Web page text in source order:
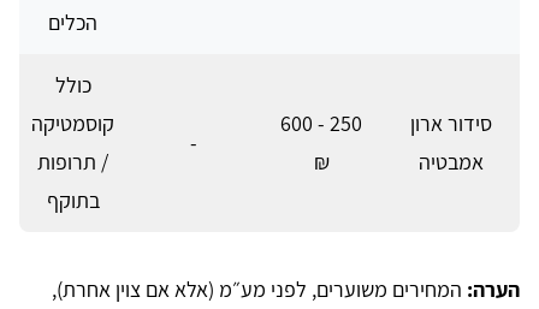
הכלים
סידור ארון
אמבטיה
250 - 600
₪
-
כולל
קוסמטיקה
/ תרופות
בתוקף
הערה: המחירים משוערים, לפני מע״מ (אלא אם צוין אחרת),